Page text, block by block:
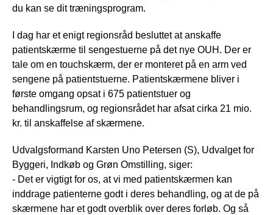
du kan se dit træningsprogram.
I dag har et enigt regionsråd besluttet at anskaffe
patientskærme til sengestuerne på det nye OUH. Der er
tale om en touchskærm, der er monteret på en arm ved
sengene på patientstuerne. Patientskærmene bliver i
første omgang opsat i 675 patientstuer og
behandlingsrum, og regionsrådet har afsat cirka 21 mio.
kr. til anskaffelse af skærmene.
Udvalgsformand Karsten Uno Petersen (S), Udvalget for
Byggeri, Indkøb og Grøn Omstilling, siger:
- Det er vigtigt for os, at vi med patientskærmen kan
inddrage patienterne godt i deres behandling, og at de på
skærmene har et godt overblik over deres forløb. Og så